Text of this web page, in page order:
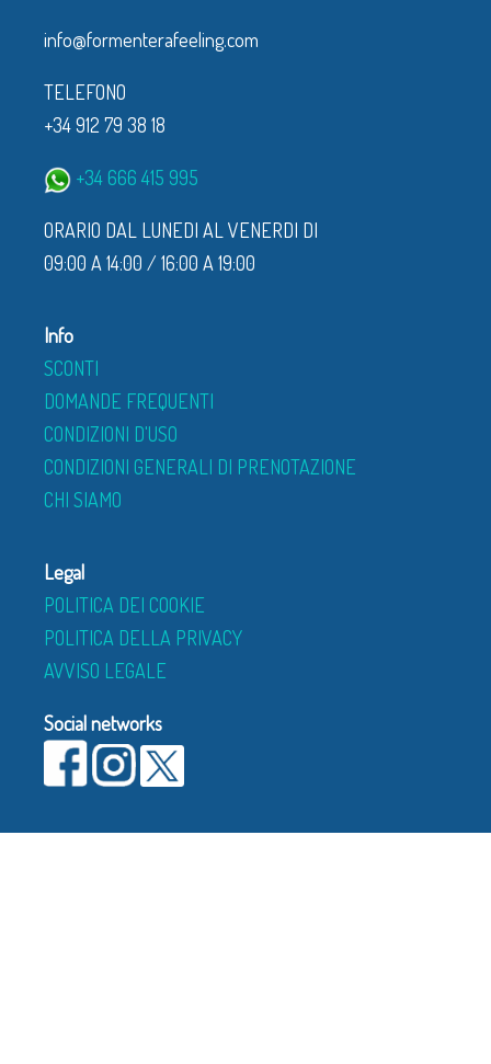
info@formenterafeeling.com
TELEFONO
+34 912 79 38 18
+34 666 415 995
ORARIO DAL LUNEDI AL VENERDI DI
09:00 A 14:00 / 16:00 A 19:00
Info
SCONTI
DOMANDE FREQUENTI
CONDIZIONI D'USO
CONDIZIONI GENERALI DI PRENOTAZIONE
CHI SIAMO
Legal
POLITICA DEI COOKIE
POLITICA DELLA PRIVACY
AVVISO LEGALE
Social networks